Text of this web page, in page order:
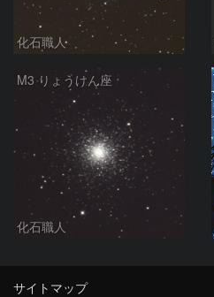
化石職人
M3 りょうけん座
化石職人
サイトマップ